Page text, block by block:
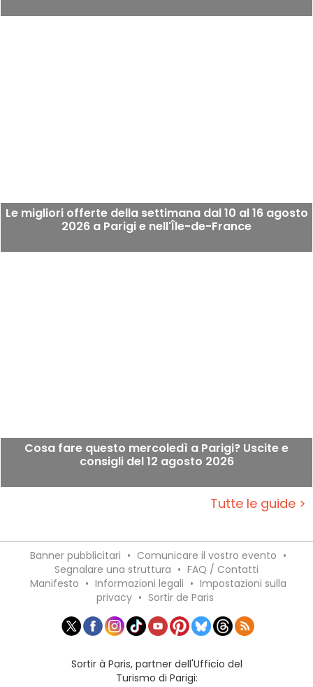
Le migliori offerte della settimana dal 10 al 16 agosto
2026 a Parigi e nell'Île-de-France
Cosa fare questo mercoledì a Parigi? Uscite e
consigli del 12 agosto 2026
Tutte le guide >
Banner pubblicitari • Comunicare il vostro evento •
Segnalare una struttura • FAQ / Contatti
Manifesto • Informazioni legali • Impostazioni sulla
privacy • Sortir de Paris
Sortir à Paris, partner dell'Ufficio del
Turismo di Parigi: